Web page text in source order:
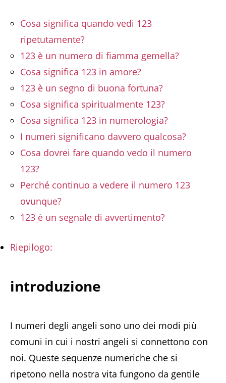
Cosa significa quando vedi 123
ripetutamente?
123 è un numero di fiamma gemella?
Cosa significa 123 in amore?
123 è un segno di buona fortuna?
Cosa significa spiritualmente 123?
Cosa significa 123 in numerologia?
I numeri significano davvero qualcosa?
Cosa dovrei fare quando vedo il numero
123?
Perché continuo a vedere il numero 123
ovunque?
123 è un segnale di avvertimento?
Riepilogo:
introduzione
I numeri degli angeli sono uno dei modi più
comuni in cui i nostri angeli si connettono con
noi. Queste sequenze numeriche che si
ripetono nella nostra vita fungono da gentile